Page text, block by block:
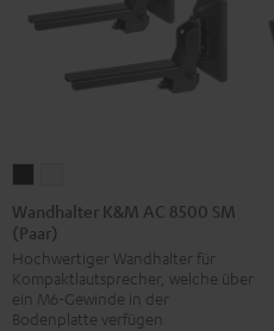
K&M
AC
8500
SM
(Paar)
K&M
8500
SM
(Paar)
Wandhalter K&M AC 8500 SM
(Paar)
Hochwertiger Wandhalter für
Kompaktlautsprecher, welche über
ein M6-Gewinde in der
Bodenplatte verfügen